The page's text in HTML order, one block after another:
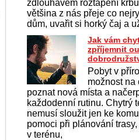
zdlouhavém roztápění
většina z nás přeje co
dům, uvařit si horký čaj a
Jak vám
zpříjemnit
Pobyt v
možnost na
poznat nová místa a
každodenní rutinu. Chytrý
nemusí sloužit jen ke
pomoci při plánování
v terénu,